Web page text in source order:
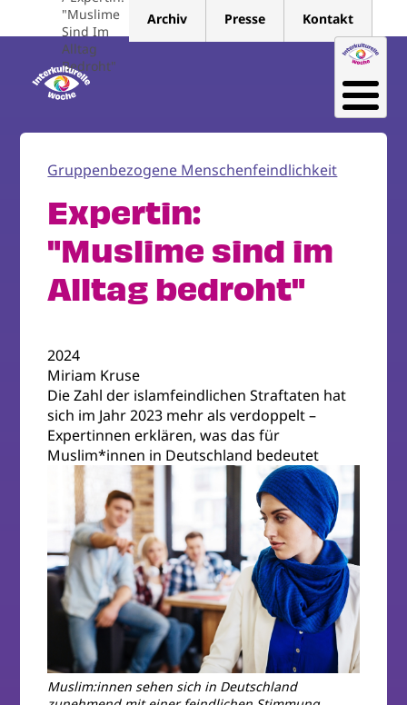
"Muslime
Sind Im
Alltag
Bedroht"
Archiv Presse Kontakt
Gruppenbezogene Menschenfeindlichkeit
Expertin:
"Muslime sind im
Alltag bedroht"
2024
Miriam Kruse
Die Zahl der islamfeindlichen Straftaten hat
sich im Jahr 2023 mehr als verdoppelt –
Expertinnen erklären, was das für
Muslim*innen in Deutschland bedeutet
Muslim:innen sehen sich in Deutschland